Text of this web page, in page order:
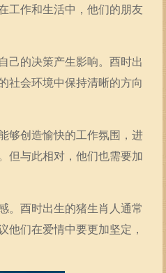
工作和生活中，他们的朋友
己的决策产生影响。酉时出
社会环境中保持清晰的方向
够创造愉快的工作氛围，进
但与此相对，他们也需要加
。酉时出生的猪生肖人通常
们在爱情中要更加坚定，